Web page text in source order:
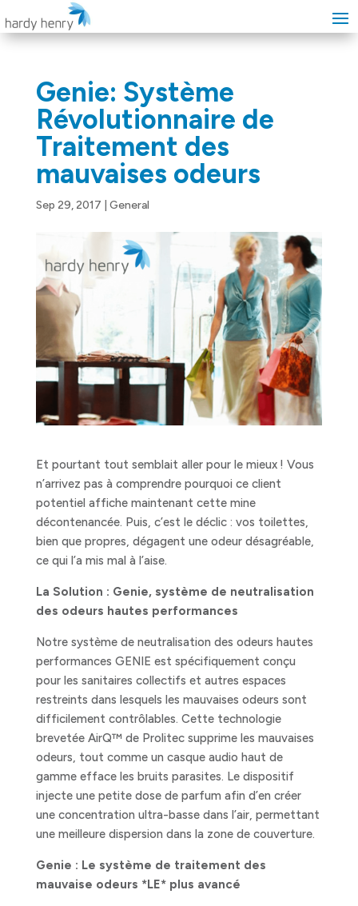
Genie: Système
Révolutionnaire de
Traitement des
mauvaises odeurs
Sep 29, 2017 General
Et pourtant tout semblait aller pour le mieux ! Vous
n’arrivez pas à comprendre pourquoi ce client
potentiel affiche maintenant cette mine
décontenancée. Puis, c’est le déclic : vos toilettes,
bien que propres, dégagent une odeur désagréable,
ce qui l’a mis mal à l’aise.
La Solution : Genie, système de neutralisation
des odeurs hautes performances
Notre système de neutralisation des odeurs hautes
performances GENIE est spécifiquement conçu
pour les sanitaires collectifs et autres espaces
restreints dans lesquels les mauvaises odeurs sont
difficilement contrôlables. Cette technologie
brevetée AirQ™ de Prolitec supprime les mauvaises
odeurs, tout comme un casque audio haut de
gamme efface les bruits parasites. Le dispositif
injecte une petite dose de parfum afin d’en créer
une concentration ultra-basse dans l’air, permettant
une meilleure dispersion dans la zone de couverture.
Genie : Le système de traitement des
mauvaise odeurs *LE* plus avancé